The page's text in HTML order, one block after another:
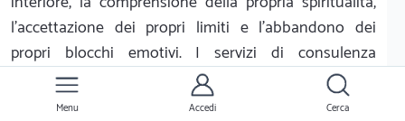
l'accettazione dei propri limiti e l'abbandono dei
propri blocchi emotivi. I servizi di consulenza
spirituale possono costare da €50 a €250.
Consulenza di gruppo:un professionista di
Menu Accedi Cerca